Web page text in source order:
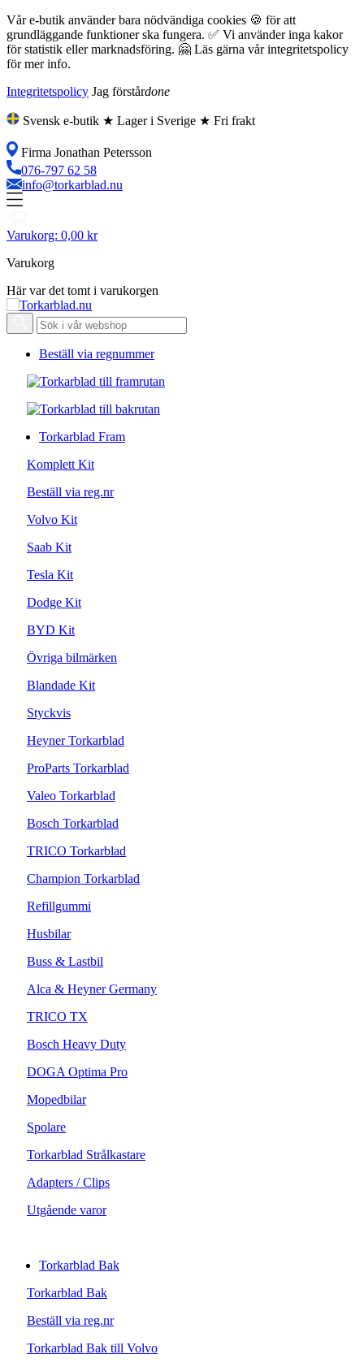
Vår e-butik använder bara nödvändiga cookies 🍪 för att
grundläggande funktioner ska fungera. ✅ Vi använder inga kakor
för statistik eller marknadsföring. 🤗 Läs gärna vår integritetspolicy
för mer info.
Integritetspolicy Jag förstårdone
Svensk e-butik ★ Lager i Sverige ★ Fri frakt
Firma Jonathan Petersson
076-797 62 58
info@torkarblad.nu
Varukorg: 0,00 kr
Varukorg
Här var det tomt i varukorgen
Beställ via regnummer
Torkarblad Fram
Komplett Kit
Beställ via reg.nr
Volvo Kit
Saab Kit
Tesla Kit
Dodge Kit
BYD Kit
Övriga bilmärken
Blandade Kit
Styckvis
Heyner Torkarblad
ProParts Torkarblad
Valeo Torkarblad
Bosch Torkarblad
TRICO Torkarblad
Champion Torkarblad
Refillgummi
Husbilar
Buss & Lastbil
Alca & Heyner Germany
TRICO TX
Bosch Heavy Duty
DOGA Optima Pro
Mopedbilar
Spolare
Torkarblad Strålkastare
Adapters / Clips
Utgående varor
Torkarblad Bak
Torkarblad Bak
Beställ via reg.nr
Torkarblad Bak till Volvo